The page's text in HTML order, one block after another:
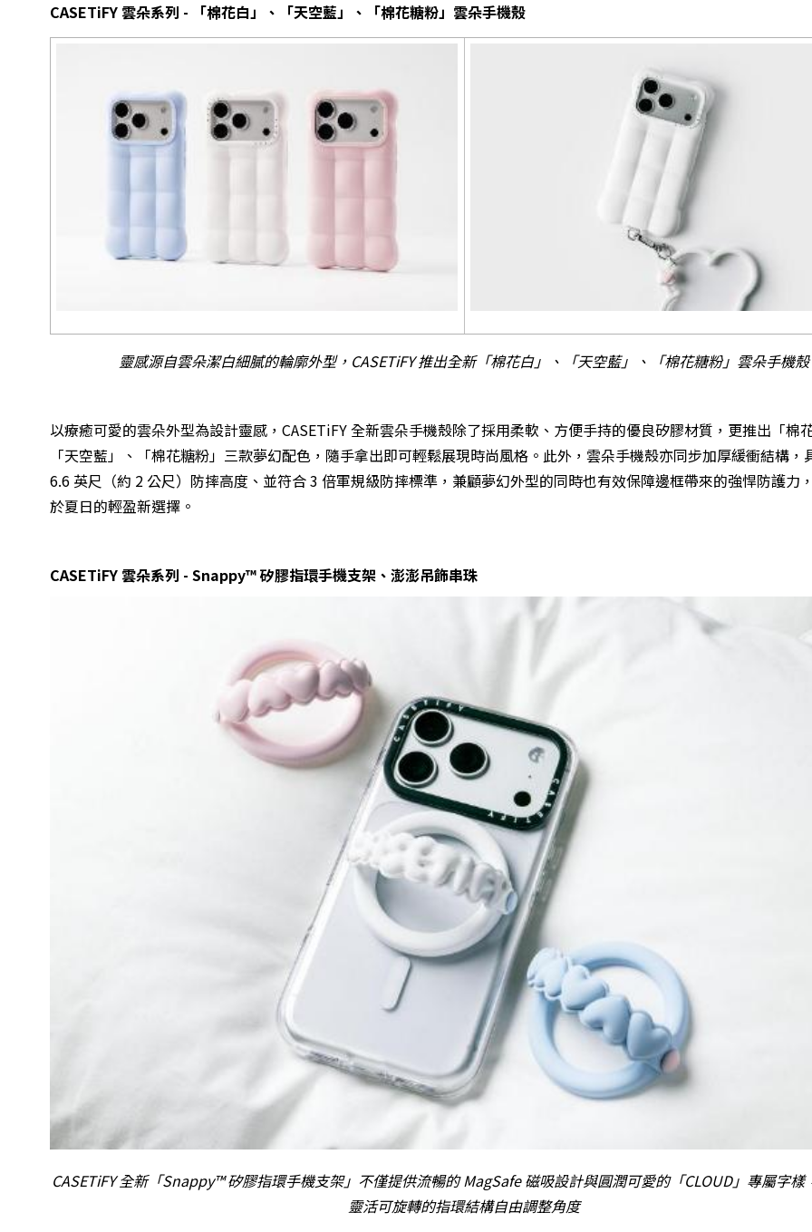
CASETiFY 雲朵系列 - 「棉花白」、「天空藍」、「棉花糖粉」雲朵手機殼
靈感源自雲朵潔白細膩的輪廓外型，CASETiFY 推出全新「棉花白」、「天空藍」、「棉花糖粉」雲朵手機殼
以療癒可愛的雲朵外型為設計靈感，CASETiFY 全新雲朵手機殼除了採用柔軟、方便手持的優良矽膠材質，更推出「棉
「天空藍」、「棉花糖粉」三款夢幻配色，隨手拿出即可輕鬆展現時尚風格。此外，雲朵手機殼亦同步加厚緩衝結構，
6.6 英尺（約 2 公尺）防摔高度、並符合 3 倍軍規級防摔標準，兼顧夢幻外型的同時也有效保障邊框帶來的強悍防護力
於夏日的輕盈新選擇。
CASETiFY 雲朵系列 - Snappy™ 矽膠指環手機支架、澎澎吊飾串珠
CASETiFY 全新「Snappy™ 矽膠指環手機支架」不僅提供流暢的 MagSafe 磁吸設計與圓潤可愛的「CLOUD」專屬字樣
靈活可旋轉的指環結構自由調整角度